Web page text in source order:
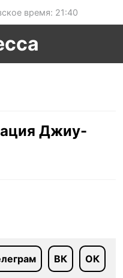
время: 21:40
Джиу-
ВК ОК